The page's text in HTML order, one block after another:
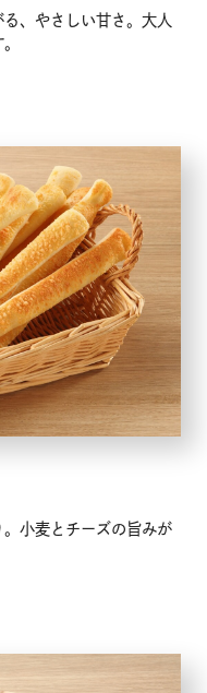
、やさしい甘さ。大人
小麦とチーズの旨みが